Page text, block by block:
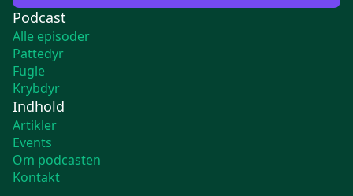
Podcast
Alle episoder
Pattedyr
Fugle
Krybdyr
Indhold
Artikler
Events
Om podcasten
Kontakt